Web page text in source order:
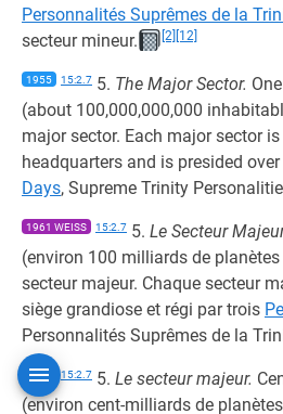
Personnalités Suprêmes de la
secteur mineur.
[2] [12]
1955 15:2.7 5. The Major Sector.
(about 100,000,000,000
major sector. Each major sector
headquarters and is presided
Days, Supreme Trinity
1961 WEISS 15:2.7 5. Le Secteur
(environ 100 milliards de
secteur majeur. Chaque secteur
siège grandiose et régi par trois
Personnalités Suprêmes de la
2014 15:2.7 5. Le secteur majeur.
(environ cent-milliards de